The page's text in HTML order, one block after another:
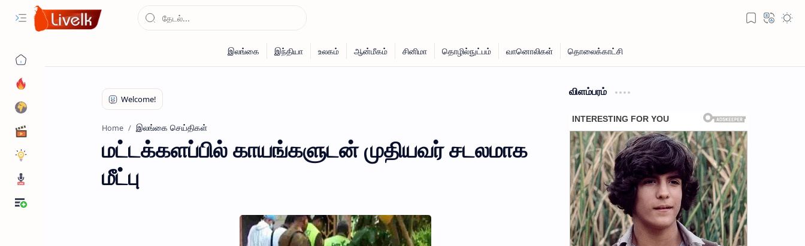
Home இலங்கை செய்திகள்
மட்டக்களப்பில் காயங்களுடன் முதியவர் சடலமாக
மீட்பு
விளம்பரம்